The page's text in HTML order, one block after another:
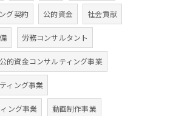
グ契約 公的資金 社会貢献
労務コンサルタント
公的資金コンサルティング事業
ィング事業
ング事業 動画制作事業